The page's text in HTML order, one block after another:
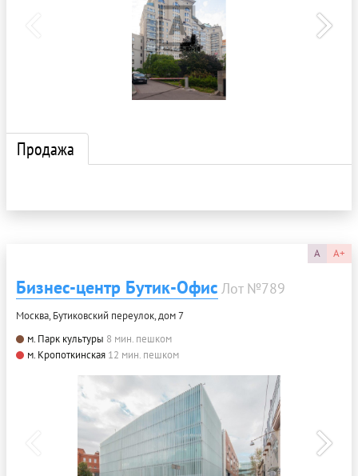
Продажа
A A+
Бизнес-центр Бутик-Офис Лот №789
Москва, Бутиковский переулок, дом 7
м. Парк культуры 8 мин. пешком
м. Кропоткинская 12 мин. пешком